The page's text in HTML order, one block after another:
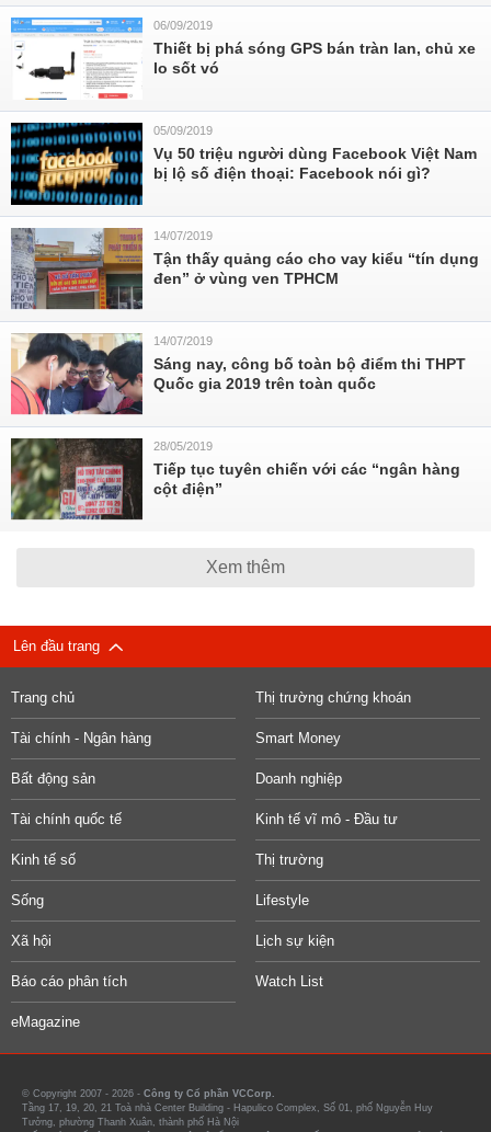
06/09/2019
Thiết bị phá sóng GPS bán tràn lan, chủ xe
lo sốt vó
05/09/2019
Vụ 50 triệu người dùng Facebook Việt Nam
bị lộ số điện thoại: Facebook nói gì?
14/07/2019
Tận thấy quảng cáo cho vay kiểu “tín dụng
đen” ở vùng ven TPHCM
14/07/2019
Sáng nay, công bố toàn bộ điểm thi THPT
Quốc gia 2019 trên toàn quốc
28/05/2019
Tiếp tục tuyên chiến với các “ngân hàng
cột điện”
Xem thêm
Lên đầu trang
Trang chủ Thị trường chứng khoán
Tài chính - Ngân hàng Smart Money
Bất động sản Doanh nghiệp
Tài chính quốc tế Kinh tế vĩ mô - Đầu tư
Kinh tế số Thị trường
Sống Lifestyle
Xã hội Lịch sự kiện
Báo cáo phân tích Watch List
eMagazine
© Copyright 2007 - 2026 - Công ty Cổ phần VCCorp.
Tầng 17, 19, 20, 21 Toà nhà Center Building - Hapulico Complex, Số 01, phố Nguyễn Huy
Tưởng, phường Thanh Xuân, thành phố Hà Nội